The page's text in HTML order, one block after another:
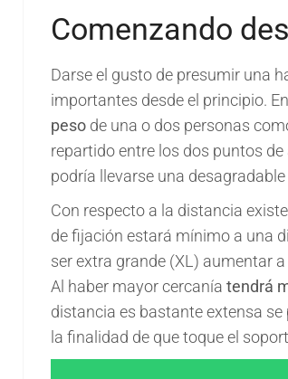
Comenzando
Darse el gusto de presumir una
importantes desde el principio.
peso de una o dos personas
repartido entre los dos puntos
podría llevarse una
Con respecto a la distancia
de fijación estará mínimo a una
ser extra grande (XL) aumentar
Al haber mayor cercanía tendrá
distancia es bastante extensa
la finalidad de que toque el